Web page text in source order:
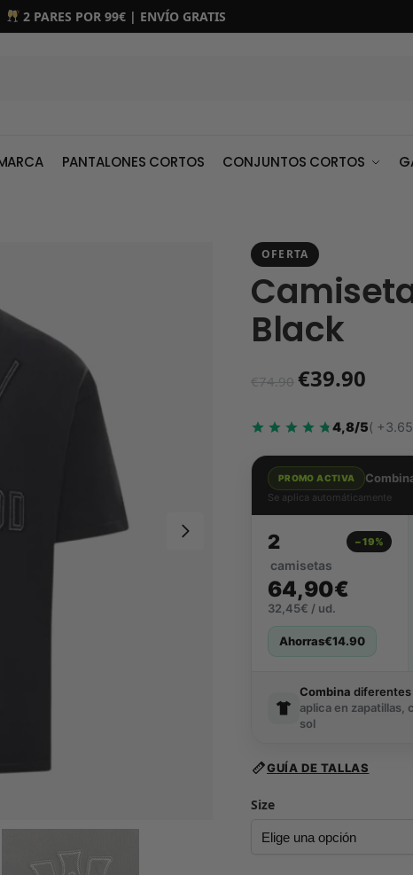
2 PARES POR 99€ | ENVÍO GRATIS
PANTALONES CORTOS CONJUNTOS CORTOS
OFERTA
Black
€74.90 €39.90
4,8/5(
PROMO ACTIVA
Se aplica automáticamente
2
camisetas
−19%
64,90€
32,45€ / ud.
Ahorras€14.90
Combinadiferentes
aplica en zapatillas,
sol
GUÍA DE TALLAS
Size